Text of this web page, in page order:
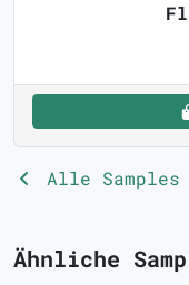
Alle Samples
Ähnliche